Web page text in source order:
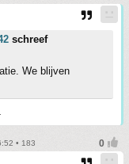
schreef
We blijven
• 183